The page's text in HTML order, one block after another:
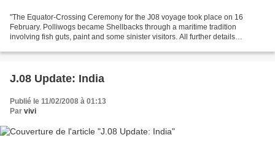
"The Equator-Crossing Ceremony for the J08 voyage took place on 16
February. Polliwogs became Shellbacks through a maritime tradition
involving fish guts, paint and some sinister visitors. All further details
J.08 Update: India
Publié le 11/02/2008 à 01:13
Par vivi